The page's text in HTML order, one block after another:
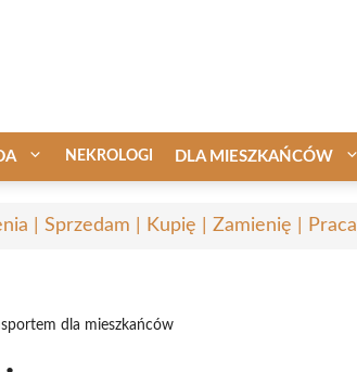
NEKROLOGI DLA MIESZKAŃCÓW
| Sprzedam | Kupię | Zamienię | Praca
dla mieszkańców